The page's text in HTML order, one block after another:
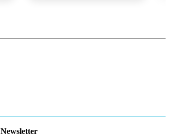
Newsletter